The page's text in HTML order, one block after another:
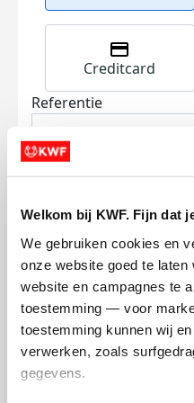
Welkom bij KWF. Fijn dat
We gebruiken cookies en
onze website goed te
website en campagnes te
toestemming — voor
toestemming kunnen wij
verwerken, zoals
gegevens.
Creditcard
Referentie
Ik wil bijdragen
en betaal €0.75 extra.